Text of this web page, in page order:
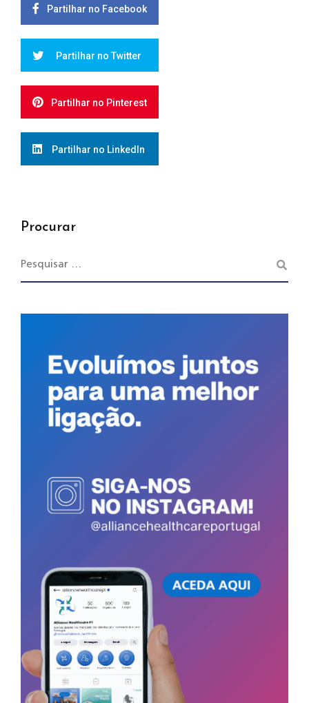
Partilhar no Facebook
Partilhar no Twitter
Partilhar no Pinterest
Partilhar no LinkedIn
Procurar